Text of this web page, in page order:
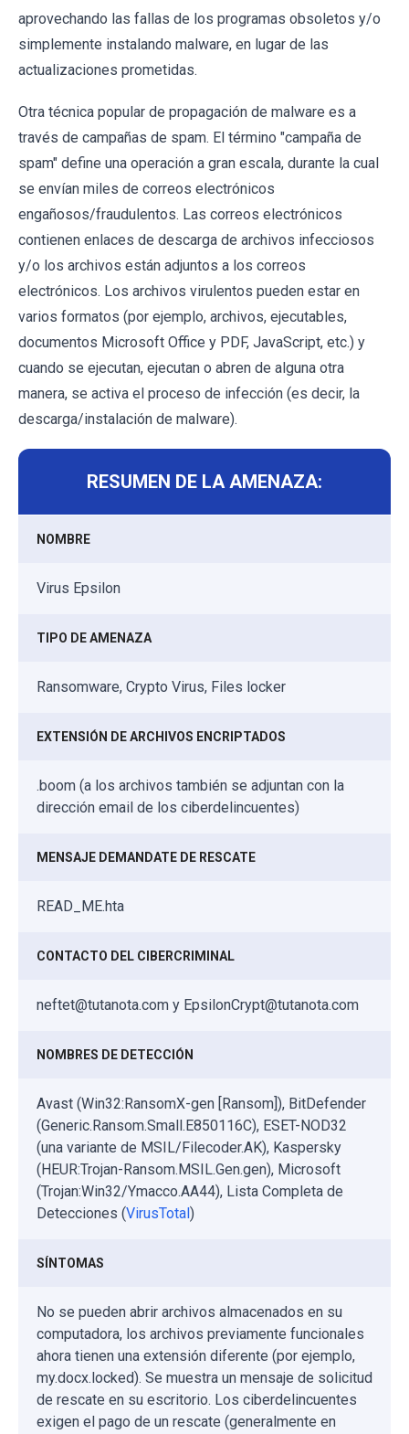
aprovechando las fallas de los programas obsoletos y/o
simplemente instalando malware, en lugar de las
actualizaciones prometidas.
Otra técnica popular de propagación de malware es a
través de campañas de spam. El término "campaña de
spam" define una operación a gran escala, durante la cual
se envían miles de correos electrónicos
engañosos/fraudulentos. Las correos electrónicos
contienen enlaces de descarga de archivos infecciosos
y/o los archivos están adjuntos a los correos
electrónicos. Los archivos virulentos pueden estar en
varios formatos (por ejemplo, archivos, ejecutables,
documentos Microsoft Office y PDF, JavaScript, etc.) y
cuando se ejecutan, ejecutan o abren de alguna otra
manera, se activa el proceso de infección (es decir, la
descarga/instalación de malware).
RESUMEN DE LA AMENAZA:
NOMBRE
Virus Epsilon
TIPO DE AMENAZA
Ransomware, Crypto Virus, Files locker
EXTENSIÓN DE ARCHIVOS ENCRIPTADOS
.boom (a los archivos también se adjuntan con la
dirección email de los ciberdelincuentes)
MENSAJE DEMANDATE DE RESCATE
READ_ME.hta
CONTACTO DEL CIBERCRIMINAL
neftet@tutanota.com y EpsilonCrypt@tutanota.com
NOMBRES DE DETECCIÓN
Avast (Win32:RansomX-gen [Ransom]), BitDefender
(Generic.Ransom.Small.E850116C), ESET-NOD32
(una variante de MSIL/Filecoder.AK), Kaspersky
(HEUR:Trojan-Ransom.MSIL.Gen.gen), Microsoft
(Trojan:Win32/Ymacco.AA44), Lista Completa de
Detecciones (VirusTotal)
SÍNTOMAS
No se pueden abrir archivos almacenados en su
computadora, los archivos previamente funcionales
ahora tienen una extensión diferente (por ejemplo,
my.docx.locked). Se muestra un mensaje de solicitud
de rescate en su escritorio. Los ciberdelincuentes
exigen el pago de un rescate (generalmente en